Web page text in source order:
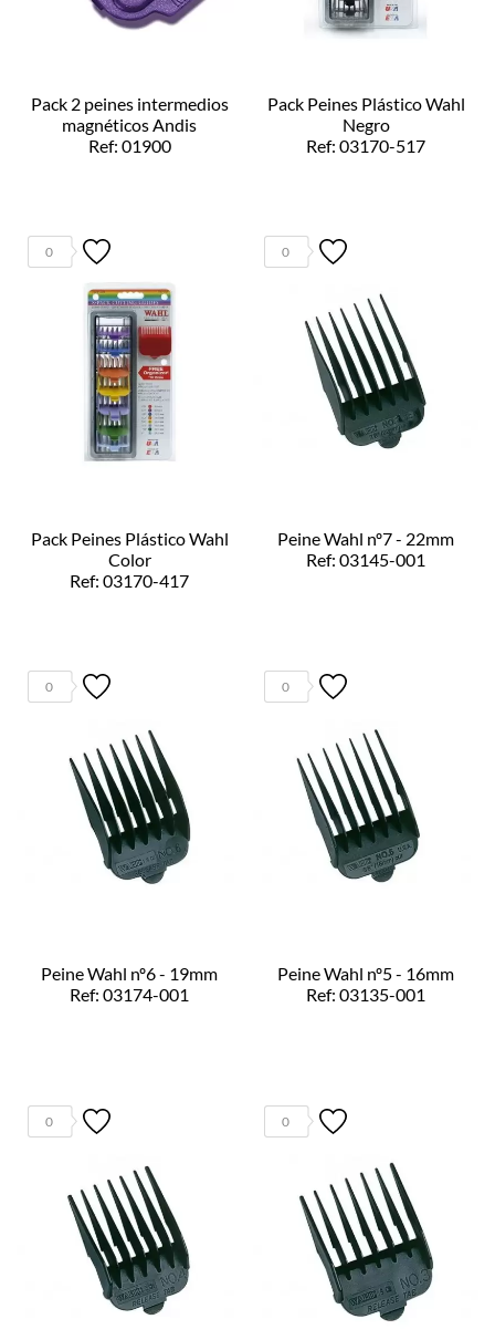
Pack 2 peines intermedios
magnéticos Andis
Ref: 01900
Pack Peines Plástico Wahl
Negro
Ref: 03170-517
0
Pack Peines Plástico Wahl
Color
Ref: 03170-417
0
Peine Wahl nº7 - 22mm
Ref: 03145-001
0
Peine Wahl nº6 - 19mm
Ref: 03174-001
0
Peine Wahl nº5 - 16mm
Ref: 03135-001
0 0